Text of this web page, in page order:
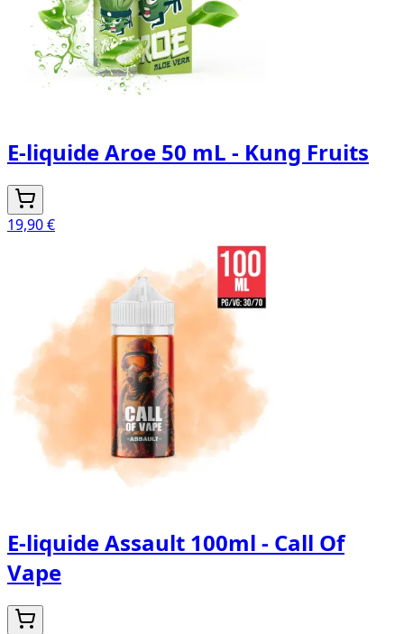
E-liquide Aroe 50 mL - Kung Fruits
19,90 €
E-liquide Assault 100ml - Call Of
Vape